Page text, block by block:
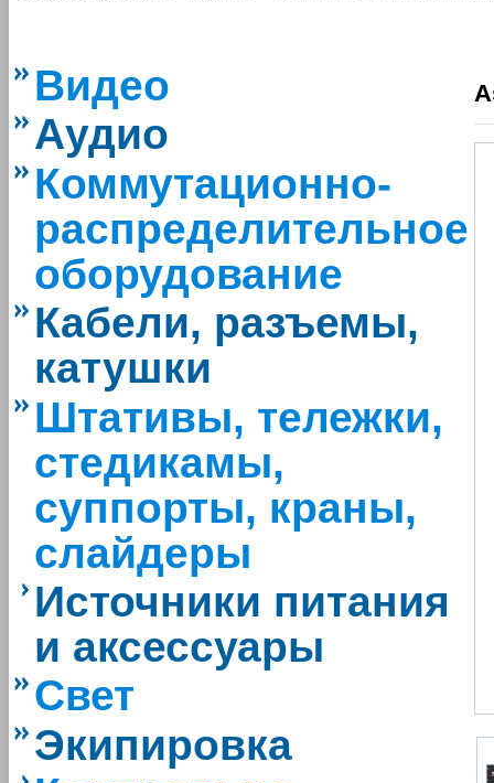
Видео
Аудио
Коммутационно-
распределительное
оборудование
Кабели, разъемы,
катушки
Штативы, тележки,
стедикамы,
суппорты, краны,
слайдеры
Источники питания
и аксессуары
Свет
Экипировка